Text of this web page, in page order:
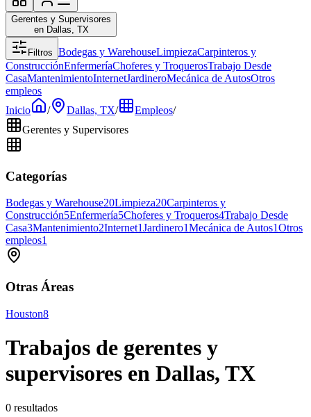
Gerentes y Supervisores
en Dallas, TX
Filtros Bodegas y WarehouseLimpiezaCarpinteros y
ConstrucciónEnfermeríaChoferes y TroquerosTrabajo Desde
CasaMantenimientoInternetJardineroMecánica de AutosOtros
empleos
Inicio
/ Dallas, TX/ Empleos/
Gerentes y Supervisores
Categorías
Bodegas y Warehouse20Limpieza20Carpinteros y
Construcción5Enfermería5Choferes y Troqueros4Trabajo Desde
Casa3Mantenimiento2Internet1Jardinero1Mecánica de Autos1Otros
empleos1
Otras Áreas
Houston8
Trabajos de gerentes y
supervisores en Dallas, TX
0 resultados